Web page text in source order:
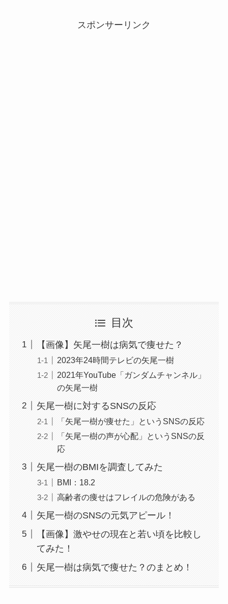
スポンサーリンク
目次
【画像】矢尾一樹は病気で痩せた？
2023年24時間テレビの矢尾一樹
2021年YouTube「ガンダムチャンネル」
の矢尾一樹
矢尾一樹に対するSNSの反応
「矢尾一樹が痩せた」というSNSの反応
「矢尾一樹の声が心配」というSNSの反
応
矢尾一樹のBMIを調査してみた
BMI：18.2
高齢者の痩せはフレイルの危険がある
矢尾一樹のSNSの元気アピール！
【画像】激やせの現在と若い頃を比較し
てみた！
矢尾一樹は病気で痩せた？のまとめ！